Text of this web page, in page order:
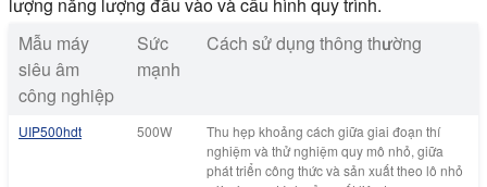
Mẫu máy
siêu âm
công nghiệp
Sức
mạnh
Cách sử dụng thông thường
UIP500hdt 500W
Thu hẹp khoảng cách giữa giai đoạn thí
nghiệm và thử nghiệm quy mô nhỏ, giữa
phát triển công thức và sản xuất theo lô nhỏ